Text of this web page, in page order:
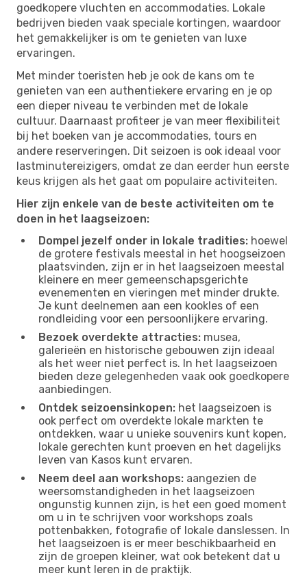
goedkopere vluchten en accommodaties. Lokale
bedrijven bieden vaak speciale kortingen, waardoor
het gemakkelijker is om te genieten van luxe
ervaringen.
Met minder toeristen heb je ook de kans om te
genieten van een authentiekere ervaring en je op
een dieper niveau te verbinden met de lokale
cultuur. Daarnaast profiteer je van meer flexibiliteit
bij het boeken van je accommodaties, tours en
andere reserveringen. Dit seizoen is ook ideaal voor
lastminutereizigers, omdat ze dan eerder hun eerste
keus krijgen als het gaat om populaire activiteiten.
Hier zijn enkele van de beste activiteiten om te
doen in het laagseizoen:
Dompel jezelf onder in lokale tradities: hoewel
de grotere festivals meestal in het hoogseizoen
plaatsvinden, zijn er in het laagseizoen meestal
kleinere en meer gemeenschapsgerichte
evenementen en vieringen met minder drukte.
Je kunt deelnemen aan een kookles of een
rondleiding voor een persoonlijkere ervaring.
Bezoek overdekte attracties: musea,
galerieën en historische gebouwen zijn ideaal
als het weer niet perfect is. In het laagseizoen
bieden deze gelegenheden vaak ook goedkopere
aanbiedingen.
Ontdek seizoensinkopen: het laagseizoen is
ook perfect om overdekte lokale markten te
ontdekken, waar u unieke souvenirs kunt kopen,
lokale gerechten kunt proeven en het dagelijks
leven van Kasos kunt ervaren.
Neem deel aan workshops: aangezien de
weersomstandigheden in het laagseizoen
ongunstig kunnen zijn, is het een goed moment
om u in te schrijven voor workshops zoals
pottenbakken, fotografie of lokale danslessen. In
het laagseizoen is er meer beschikbaarheid en
zijn de groepen kleiner, wat ook betekent dat u
meer kunt leren in de praktijk.